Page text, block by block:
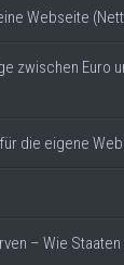
Webseite
zwischen Euro
die eigene
– Wie